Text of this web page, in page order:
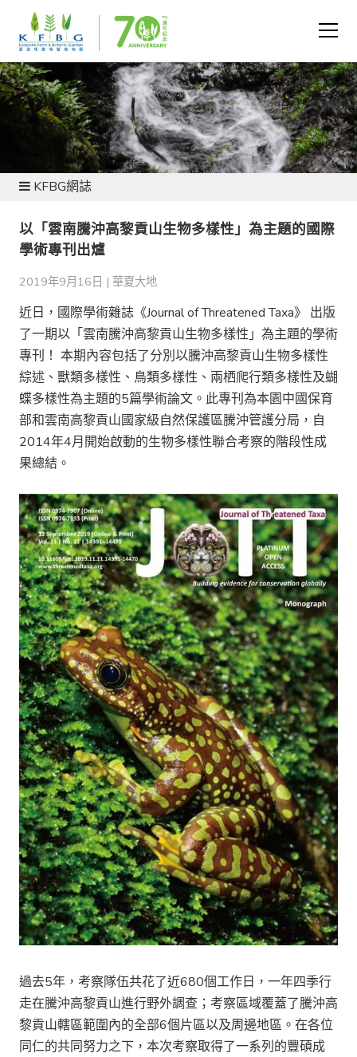
新聞及資源
KFBG網誌
以「雲南騰沖高黎貢山生物多樣性」為主題的國際
學術專刊出爐
2019年9月16日 | 華夏大地
近日，國際學術雜誌《Journal of Threatened Taxa》 出版
了一期以「雲南騰沖高黎貢山生物多樣性」為主題的學術
專刊！ 本期內容包括了分別以騰沖高黎貢山生物多樣性
綜述、獸類多樣性、鳥類多樣性、兩栖爬行類多樣性及蝴
蝶多樣性為主題的5篇學術論文。此專刊為本園中國保育
部和雲南高黎貢山國家級自然保護區騰沖管護分局，自
2014年4月開始啟動的生物多樣性聯合考察的階段性成
果總結。
過去5年，考察隊伍共花了近680個工作日，一年四季行
走在騰沖高黎貢山進行野外調查；考察區域覆蓋了騰沖高
黎貢山轄區範圍內的全部6個片區以及周邊地區。在各位
同仁的共同努力之下，本次考察取得了一系列的豐碩成